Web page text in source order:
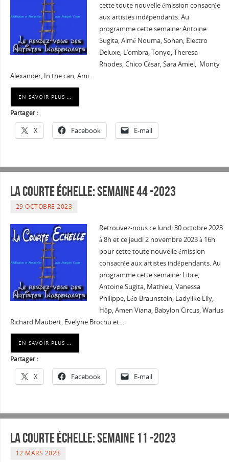
cette toute nouvelle émission consacrée
aux artistes indépendants. Au
programme cette semaine: Antoine
Sugita, Aimé Nouma, Sohan, Électro
Deluxe, L’ombra, Tonyo, Theresa
Rhodes, Chico César, Sara Amiel, Monty
Alexander, In the can, Ami…
EN SAVOIR PLUS …
Partager :
X Facebook E-mail
La courte échelle: semaine 44 -2023
29 OCTOBRE 2023
Retrouvez-nous ce lundi 30 octobre 2023
à 8h et ce jeudi 2 novembre 2023 à 16h
pour cette toute nouvelle émission
consacrée aux artistes indépendants. Au
programme cette semaine: Libre,
Antoine Sugita, Mathieu, Vanessa
Philippe, Léo Braunstein, Ladylike Lily,
Hôp, Amen Viana, Babylon Circus, Warlus
Richard Maubert, Evelyne Brochu et…
EN SAVOIR PLUS …
Partager :
X Facebook E-mail
La courte échelle: semaine 11 -2023
12 MARS 2023